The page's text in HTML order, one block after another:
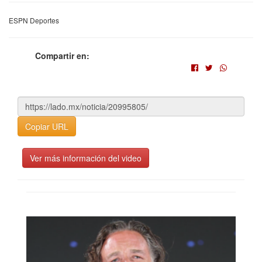
ESPN Deportes
Compartir en:
Copiar URL
Ver más información del video